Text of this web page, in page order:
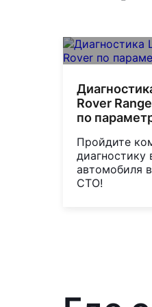
Rover
по
Пройдите
диагностику
автомобиля
СТО!